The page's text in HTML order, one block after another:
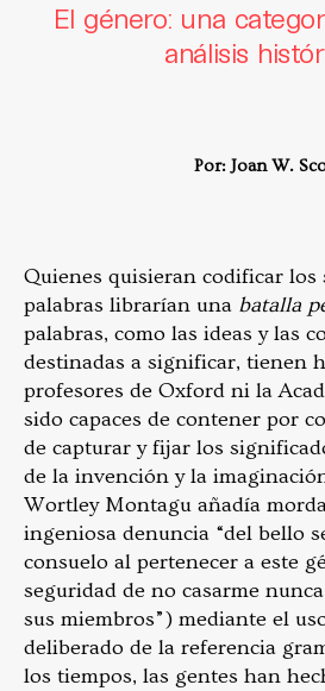
El género: una
análisis
Por: Joan W.
Quienes quisieran codificar los
palabras librarían una batalla
palabras, como las ideas y las
destinadas a significar, tienen
profesores de Oxford ni la
sido capaces de contener por
de capturar y fijar los
de la invención y la
Wortley Montagu añadía
ingeniosa denuncia “del bello
consuelo al pertenecer a este
seguridad de no casarme
sus miembros”) mediante el
deliberado de la referencia
los tiempos, las gentes han